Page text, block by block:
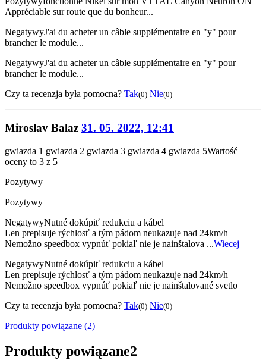
Appréciable sur route que du bonheur...
NegatywyJ'ai du acheter un câble supplémentaire en "y" pour
brancher le module...
NegatywyJ'ai du acheter un câble supplémentaire en "y" pour
brancher le module...
Czy ta recenzja była pomocna? Tak(0) Nie(0)
Miroslav Balaz 31. 05. 2022, 12:41
gwiazda 1 gwiazda 2 gwiazda 3 gwiazda 4 gwiazda 5Wartość
oceny to 3 z 5
Pozytywy
Pozytywy
NegatywyNutné dokúpiť redukciu a kábel
Len prepisuje rýchlosť a tým pádom neukazuje nad 24km/h
Nemožno speedbox vypnúť pokiaľ nie je nainštalova ...Wiecej
NegatywyNutné dokúpiť redukciu a kábel
Len prepisuje rýchlosť a tým pádom neukazuje nad 24km/h
Nemožno speedbox vypnúť pokiaľ nie je nainštalované svetlo
Czy ta recenzja była pomocna? Tak(0) Nie(0)
Produkty powiązane (2)
Produkty powiązane2